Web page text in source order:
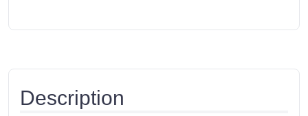
Description